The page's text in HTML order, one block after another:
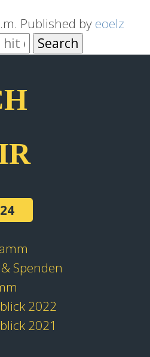
Published by eoelz
Search
Spenden
2022
2021